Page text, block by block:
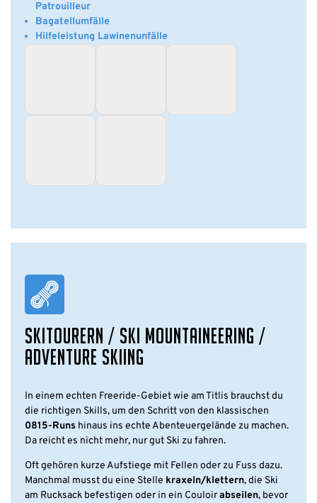
Patrouilleur
Bagatellumfälle
Hilfeleistung Lawinenunfälle
SKITOURERN / SKI MOUNTAINEERING /
ADVENTURE SKIING
In einem echten Freeride-Gebiet wie am Titlis brauchst du
die richtigen Skills, um den Schritt von den klassischen
0815-Runs hinaus ins echte Abenteuergelände zu machen.
Da reicht es nicht mehr, nur gut Ski zu fahren.
Oft gehören kurze Aufstiege mit Fellen oder zu Fuss dazu.
Manchmal musst du eine Stelle kraxeln/klettern, die Ski
am Rucksack befestigen oder in ein Couloirabseilen, bevor